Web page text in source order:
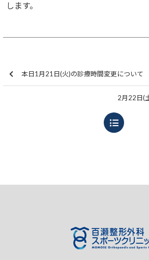
します。
本日1月21日(火)の診療時間変更について
2月22日(